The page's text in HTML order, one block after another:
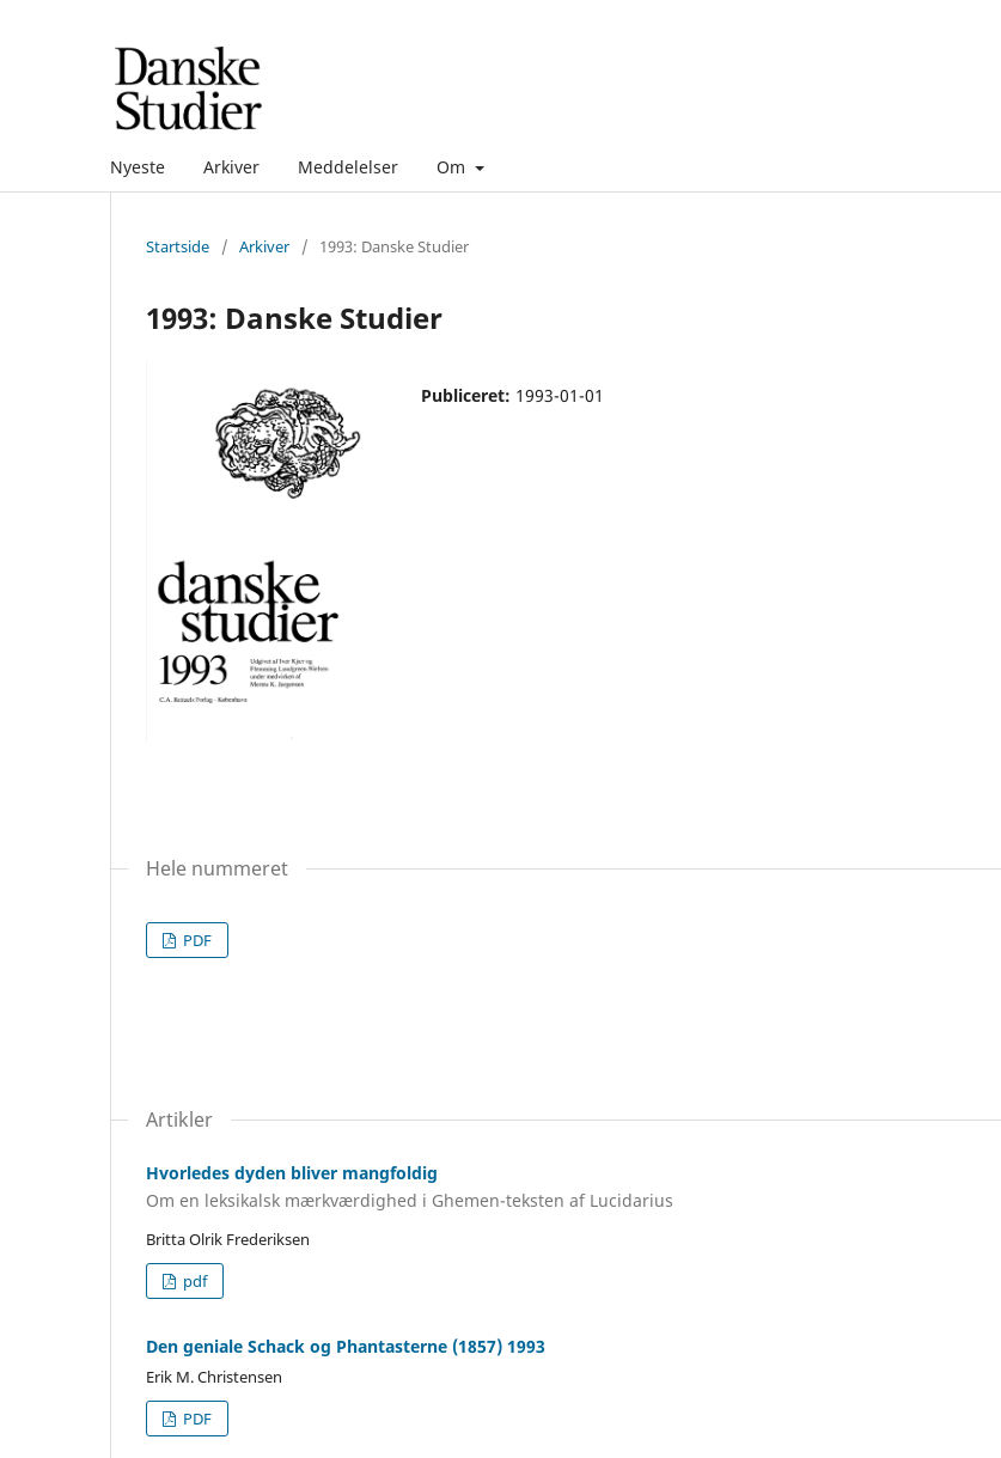
Nyeste Arkiver Meddelelser Om
Startside / Arkiver / 1993: Danske Studier
1993: Danske Studier
Publiceret: 1993-01-01
Hele nummeret
PDF
Artikler
Hvorledes dyden bliver mangfoldig
Om en leksikalsk mærkværdighed i Ghemen-teksten af Lucidarius
Britta Olrik Frederiksen
pdf
Den geniale Schack og Phantasterne (1857) 1993
Erik M. Christensen
PDF